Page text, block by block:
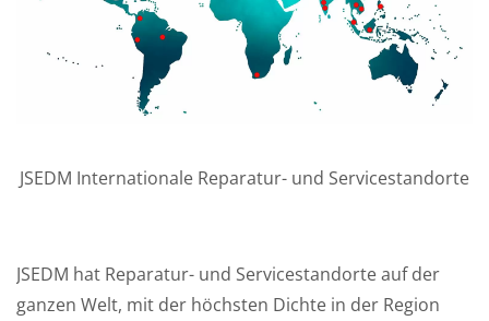
JSEDM Internationale Reparatur- und Servicestandorte
JSEDM hat Reparatur- und Servicestandorte auf der
ganzen Welt, mit der höchsten Dichte in der Region